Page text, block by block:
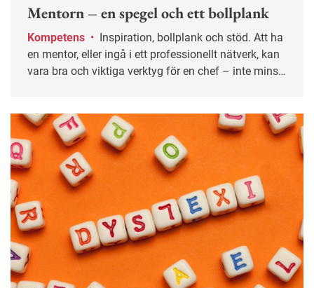
Mentorn – en spegel och ett bollplank
Kompetens •
en mentor, eller ingå i ett professionellt nätverk, kan
vara bra och viktiga verktyg för en chef – inte minst
chef.